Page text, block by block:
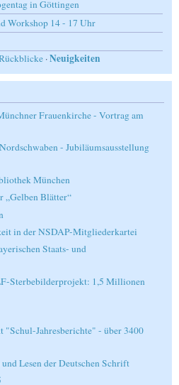
in Göttingen
Workshop 14 - 17 Uhr
·Neuigkeiten
Frauenkirche - Vortrag am
- Jubiläumsausstellung
München
„Gelben Blätter“
in der NSDAP-Mitgliederkartei
Staats- und
Sterbebilderprojekt: 1,5 Millionen
"Schul-Jahresberichte" - über 3400
Lesen der Deutschen Schrift